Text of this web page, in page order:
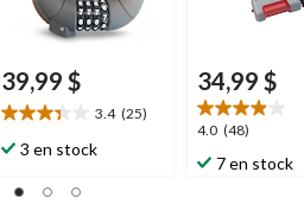
39,99 $
3.4 (25)
3.4
étoile(s)
5.
3 en stock
34,99 $
4.0 (48)
4.0
étoile(s)
sur
7 en stock